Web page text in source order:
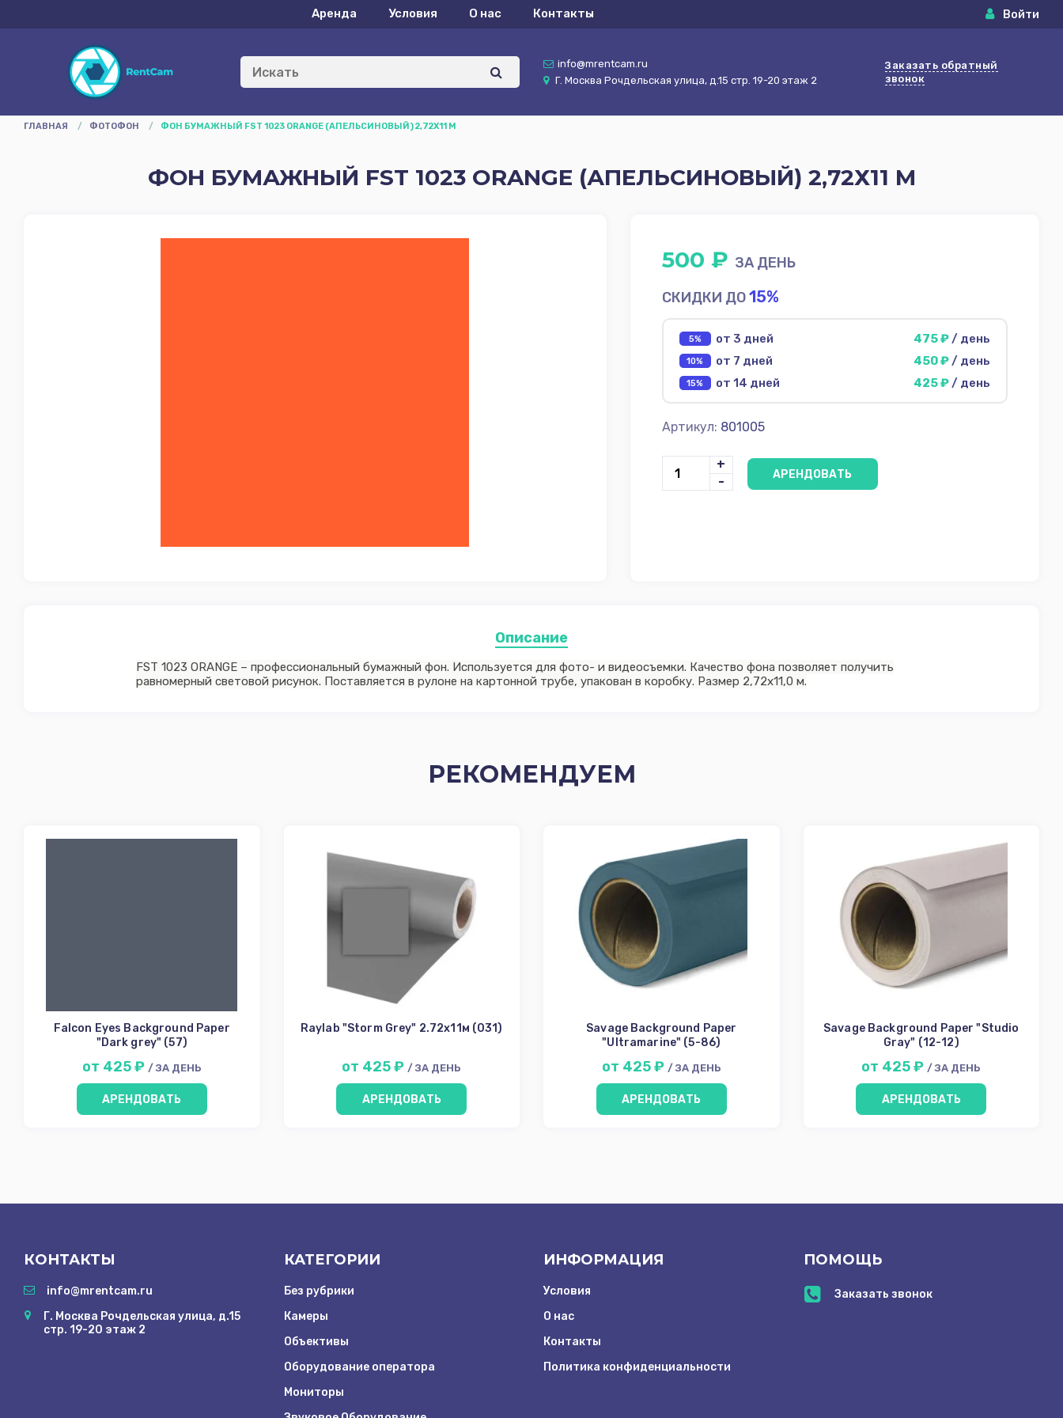
Аренда Условия О нас Контакты Войти
info@mrentcam.ru
Г. Москва Рочдельская улица, д.15 стр. 19-20 этаж 2
Заказать обратный
звонок
ГЛАВНАЯ / ФОТОФОН / ФОН БУМАЖНЫЙ FST 1023 ORANGE (АПЕЛЬСИНОВЫЙ) 2,72Х11 М
ФОН БУМАЖНЫЙ FST 1023 ORANGE (АПЕЛЬСИНОВЫЙ) 2,72Х11 М
500 ₽ ЗА ДЕНЬ
СКИДКИ ДО15%
5% от 3 дней 475 ₽/ день
10% от 7 дней 450 ₽/ день
15% от 14 дней 425 ₽/ день
Артикул: 801005
+
-
АРЕНДОВАТЬ
Описание
FST 1023 ORANGE – профессиональный бумажный фон. Используется для фото- и видеосъемки. Качество фона позволяет получить
равномерный световой рисунок. Поставляется в рулоне на картонной трубе, упакован в коробку. Размер 2,72х11,0 м.
РЕКОМЕНДУЕМ
Falcon Eyes Background Paper
"Dark grey" (57)
от 425 ₽ / ЗА ДЕНЬ
АРЕНДОВАТЬ
Raylab "Storm Grey" 2.72x11м (031)
от 425 ₽/ ЗА ДЕНЬ
АРЕНДОВАТЬ
Savage Background Paper
"Ultramarine" (5-86)
от 425 ₽ / ЗА ДЕНЬ
АРЕНДОВАТЬ
Savage Background Paper "Studio
Gray" (12-12)
от 425 ₽/ ЗА ДЕНЬ
АРЕНДОВАТЬ
КОНТАКТЫ
info@mrentcam.ru
Г. Москва Рочдельская улица, д.15
стр. 19-20 этаж 2
КАТЕГОРИИ
Без рубрики
Камеры
Объективы
Оборудование оператора
Мониторы
ИНФОРМАЦИЯ
Условия
О нас
Контакты
Политика конфиденциальности
ПОМОЩЬ
Заказать звонок